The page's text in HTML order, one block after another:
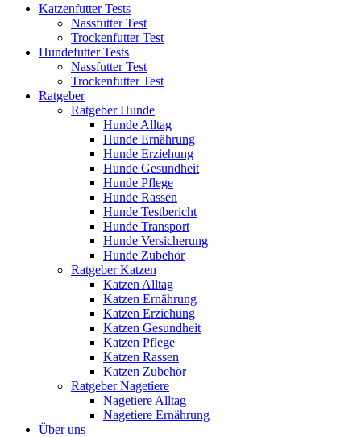
Katzenfutter Tests
Nassfutter Test
Trockenfutter Test
Hundefutter Tests
Nassfutter Test
Trockenfutter Test
Ratgeber
Ratgeber Hunde
Hunde Alltag
Hunde Ernährung
Hunde Erziehung
Hunde Gesundheit
Hunde Pflege
Hunde Rassen
Hunde Testbericht
Hunde Transport
Hunde Versicherung
Hunde Zubehör
Ratgeber Katzen
Katzen Alltag
Katzen Ernährung
Katzen Erziehung
Katzen Gesundheit
Katzen Pflege
Katzen Rassen
Katzen Zubehör
Ratgeber Nagetiere
Nagetiere Alltag
Nagetiere Ernährung
Über uns